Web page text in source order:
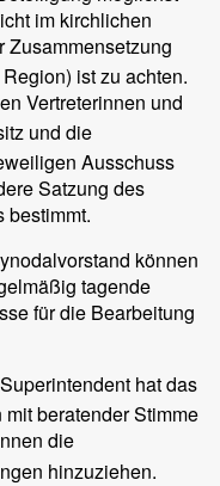
im kirchlichen
Zusammensetzung
ist zu achten.
Vertreterinnen und
und die
Ausschuss
Satzung des
bestimmt.
können
tagende
für die Bearbeitung
hat das
beratender Stimme
die
hinzuziehen.